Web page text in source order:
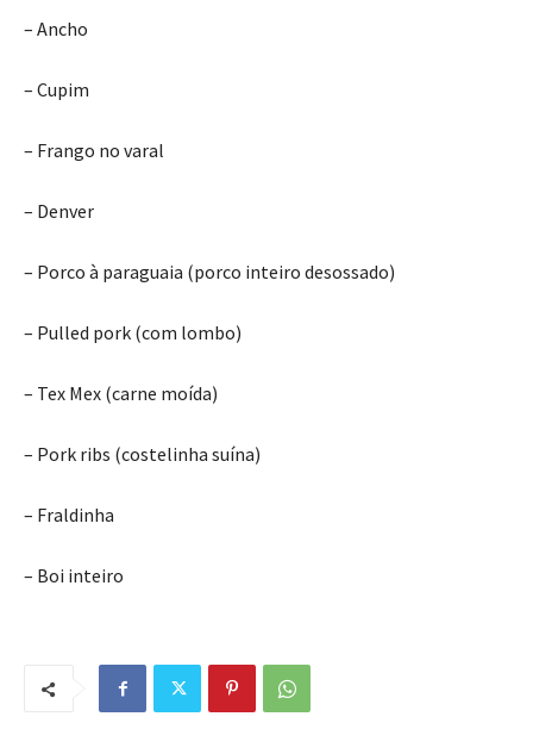
– Ancho
– Cupim
– Frango no varal
– Denver
– Porco à paraguaia (porco inteiro desossado)
– Pulled pork (com lombo)
– Tex Mex (carne moída)
– Pork ribs (costelinha suína)
– Fraldinha
– Boi inteiro